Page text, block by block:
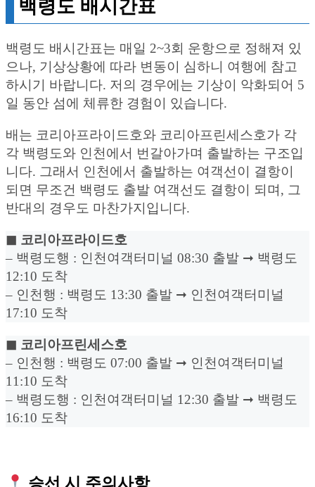
백령도 배시간표
백령도 배시간표는 매일 2~3회 운항으로 정해져 있
으나, 기상상황에 따라 변동이 심하니 여행에 참고
하시기 바랍니다. 저의 경우에는 기상이 악화되어 5
일 동안 섬에 체류한 경험이 있습니다.
배는 코리아프라이드호와 코리아프린세스호가 각
각 백령도와 인천에서 번갈아가며 출발하는 구조입
니다. 그래서 인천에서 출발하는 여객선이 결항이
되면 무조건 백령도 출발 여객선도 결항이 되며, 그
반대의 경우도 마찬가지입니다.
◼︎ 코리아프라이드호
– 백령도행 : 인천여객터미널 08:30 출발 ➞ 백령도
12:10 도착
– 인천행 : 백령도 13:30 출발 ➞ 인천여객터미널
17:10 도착
◼︎ 코리아프린세스호
– 인천행 : 백령도 07:00 출발 ➞ 인천여객터미널
11:10 도착
– 백령도행 : 인천여객터미널 12:30 출발 ➞ 백령도
16:10 도착
승선 시 주의사항